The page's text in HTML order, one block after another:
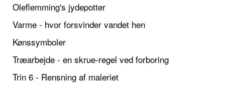
Oleflemming's jydepotter
Varme - hvor forsvinder vandet hen
Kønssymboler
Træarbejde - en skrue-regel ved forboring
Trin 6 - Rensning af maleriet